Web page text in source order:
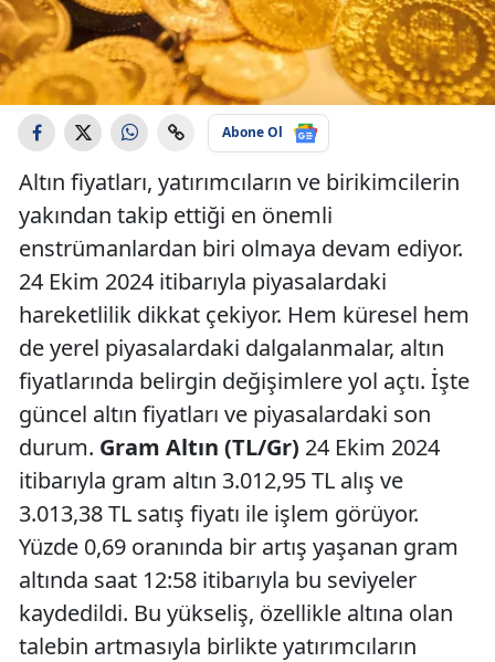
Abone Ol
Altın fiyatları, yatırımcıların ve birikimcilerin
yakından takip ettiği en önemli
enstrümanlardan biri olmaya devam ediyor.
24 Ekim 2024 itibarıyla piyasalardaki
hareketlilik dikkat çekiyor. Hem küresel hem
de yerel piyasalardaki dalgalanmalar, altın
fiyatlarında belirgin değişimlere yol açtı. İşte
güncel altın fiyatları ve piyasalardaki son
durum. Gram Altın (TL/Gr) 24 Ekim 2024
itibarıyla gram altın 3.012,95 TL alış ve
3.013,38 TL satış fiyatı ile işlem görüyor.
Yüzde 0,69 oranında bir artış yaşanan gram
altında saat 12:58 itibarıyla bu seviyeler
kaydedildi. Bu yükseliş, özellikle altına olan
talebin artmasıyla birlikte yatırımcıların